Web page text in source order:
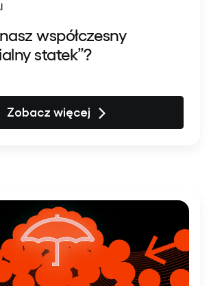
współczesny
statek”?
Zobacz więcej